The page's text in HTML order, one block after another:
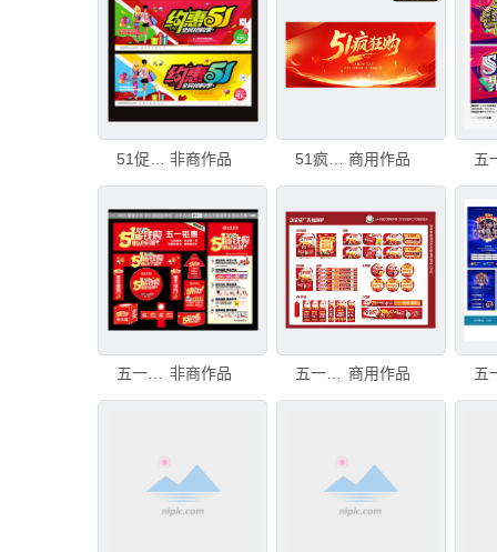
非商作品 51疯狂购促销海报 商用作品
五一促销广告 非商作品 五一黄金假期广告物料 商用作品